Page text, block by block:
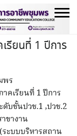
เรียนที่ 1 ปีการ
พร
คเรียนที่ 1 ปีการ
บชั้นปวช.1 ,ปวช.2
ขางาน
ะบบบริหารสถาน